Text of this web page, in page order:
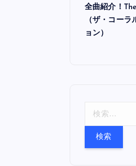
全曲紹介！
（ザ・コー
ョン）